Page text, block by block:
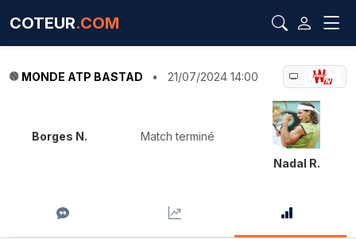
COTEUR.COM
MONDE ATP BASTAD • 21/07/2024 14:00
Borges N.
Match terminé
Nadal R.